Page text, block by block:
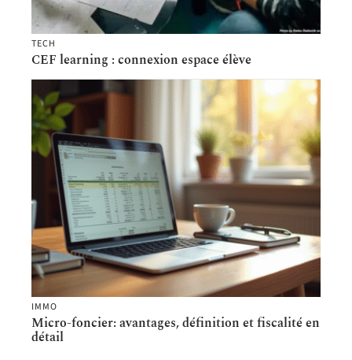
TECH
CEF learning : connexion espace élève
IMMO
Micro-foncier: avantages, définition et fiscalité en
détail